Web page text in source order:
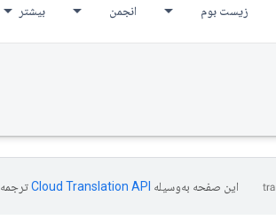
زیست بوم انجمن بیشتر
این صفحه به‌وسیله